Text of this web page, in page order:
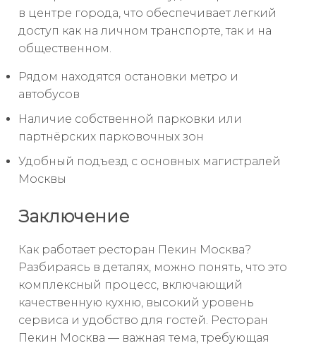
в центре города, что обеспечивает легкий
доступ как на личном транспорте, так и на
общественном.
Рядом находятся остановки метро и
автобусов
Наличие собственной парковки или
партнёрских парковочных зон
Удобный подъезд с основных магистралей
Москвы
Заключение
Как работает ресторан Пекин Москва?
Разбираясь в деталях, можно понять, что это
комплексный процесс, включающий
качественную кухню, высокий уровень
сервиса и удобство для гостей. Ресторан
Пекин Москва — важная тема, требующая